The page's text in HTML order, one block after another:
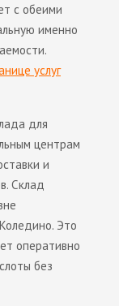
с обеими
именно
услуг
для
центрам
и
Склад
Это
оперативно
без